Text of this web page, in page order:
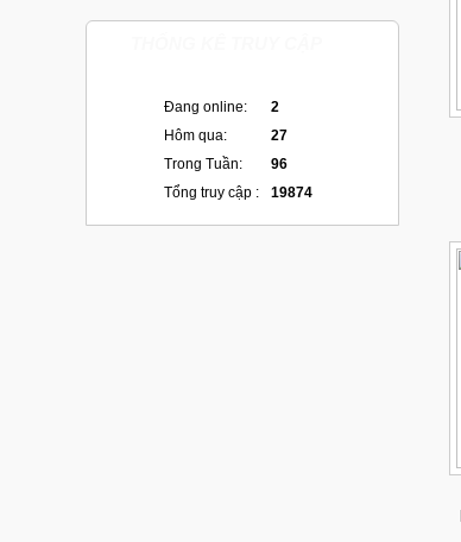
Đang online:
2
Hôm qua:
27
Trong Tuần:
96
Tổng truy cập :
19874